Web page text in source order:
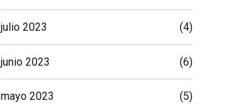
julio 2023 (4)
junio 2023 (6)
mayo 2023 (5)